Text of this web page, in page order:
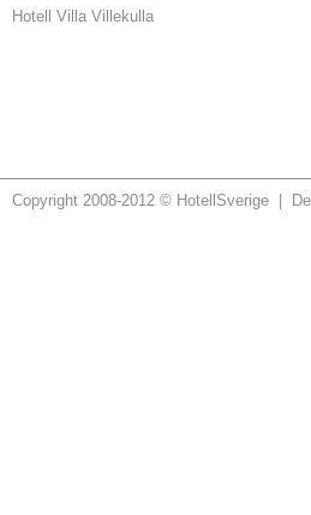
Hotell Villa Villekulla
Copyright 2008-2012 © HotellSverige |